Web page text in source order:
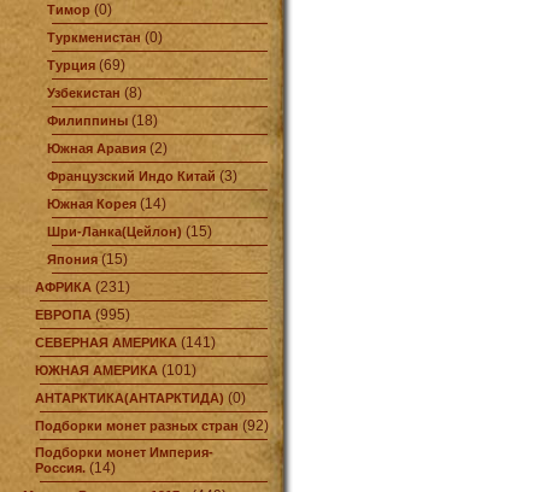
Тимор (0)
Туркменистан (0)
Турция (69)
Узбекистан (8)
Филиппины (18)
Южная Аравия (2)
Французский Индо Китай (3)
Южная Корея (14)
Шри-Ланка(Цейлон) (15)
Япония (15)
АФРИКА (231)
ЕВРОПА (995)
СЕВЕРНАЯ АМЕРИКА (141)
ЮЖНАЯ АМЕРИКА (101)
АНТАРКТИКА(АНТАРКТИДА) (0)
Подборки монет разных стран (92)
Подборки монет Империя-
Россия. (14)